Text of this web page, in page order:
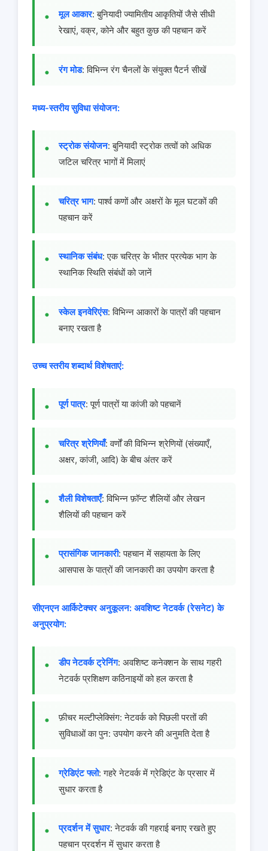
मूल आकार: बुनियादी ज्यामितीय आकृतियों जैसे सीधी
रेखाएं, वक्र, कोने और बहुत कुछ की पहचान करें
रंग मोड: विभिन्न रंग चैनलों के संयुक्त पैटर्न सीखें
मध्य-स्तरीय सुविधा संयोजन:
स्ट्रोक संयोजन: बुनियादी स्ट्रोक तत्वों को अधिक
जटिल चरित्र भागों में मिलाएं
चरित्र भाग: पार्श्व कणों और अक्षरों के मूल घटकों की
पहचान करें
स्थानिक संबंध: एक चरित्र के भीतर प्रत्येक भाग के
स्थानिक स्थिति संबंधों को जानें
स्केल इनवेरिएंस: विभिन्न आकारों के पात्रों की पहचान
बनाए रखता है
उच्च स्तरीय शब्दार्थ विशेषताएं:
पूर्ण पात्र: पूर्ण पात्रों या कांजी को पहचानें
चरित्र श्रेणियाँ: वर्णों की विभिन्न श्रेणियों (संख्याएँ,
अक्षर, कांजी, आदि) के बीच अंतर करें
शैली विशेषताएँ: विभिन्न फ़ॉन्ट शैलियों और लेखन
शैलियों की पहचान करें
प्रासंगिक जानकारी: पहचान में सहायता के लिए
आसपास के पात्रों की जानकारी का उपयोग करता है
सीएनएन आर्किटेक्चर अनुकूलन: अवशिष्ट नेटवर्क (रेसनेट) के
अनुप्रयोग:
डीप नेटवर्क ट्रेनिंग: अवशिष्ट कनेक्शन के साथ गहरी
नेटवर्क प्रशिक्षण कठिनाइयों को हल करता है
फ़ीचर मल्टीप्लेक्सिंग: नेटवर्क को पिछली परतों की
सुविधाओं का पुन: उपयोग करने की अनुमति देता है
ग्रेडिएंट फ्लो: गहरे नेटवर्क में ग्रेडिएंट के प्रसार में
सुधार करता है
प्रदर्शन में सुधार: नेटवर्क की गहराई बनाए रखते हुए
पहचान प्रदर्शन में सुधार करता है